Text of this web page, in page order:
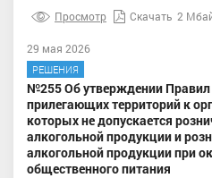
Просмотр Скачать 2
29 мая 2026
РЕШЕНИЯ
№255 Об утверждении Правил
прилегающих территорий к
которых не допускается
алкогольной продукции и
алкогольной продукции при
общественного питания